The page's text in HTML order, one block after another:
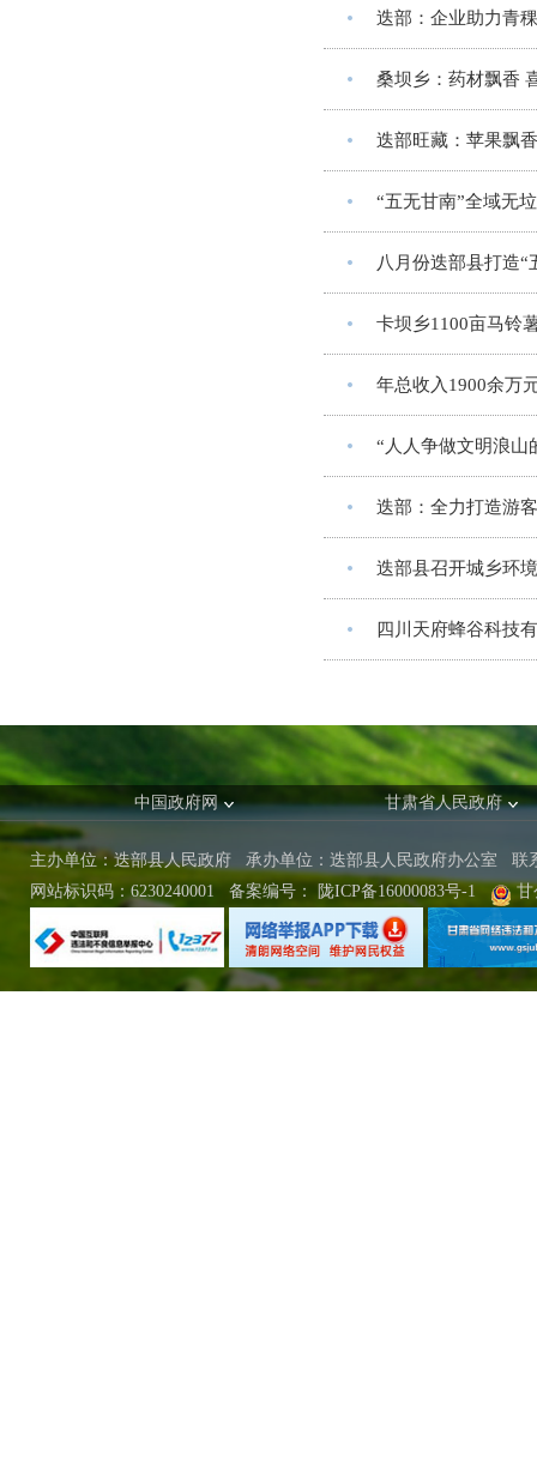
迭部：企业助力青
桑坝乡：药材飘香
迭部旺藏：苹果飘
“五无甘南”全域无
八月份迭部县打造
卡坝乡1100亩马铃
年总收入1900余万
“人人争做文明浪山
迭部：全力打造游
迭部县召开城乡环
四川天府蜂谷科技
中国政府网 甘肃省人民政府
主办单位：迭部县人民政府 承办单位：迭部县人民政府办公室 联
网站标识码：6230240001
备案编号： 陇ICP备16000083号-1 甘